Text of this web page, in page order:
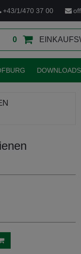
+43/1/470 37 00
0
DOWNLOADS